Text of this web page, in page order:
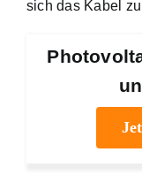
sich das Kabel